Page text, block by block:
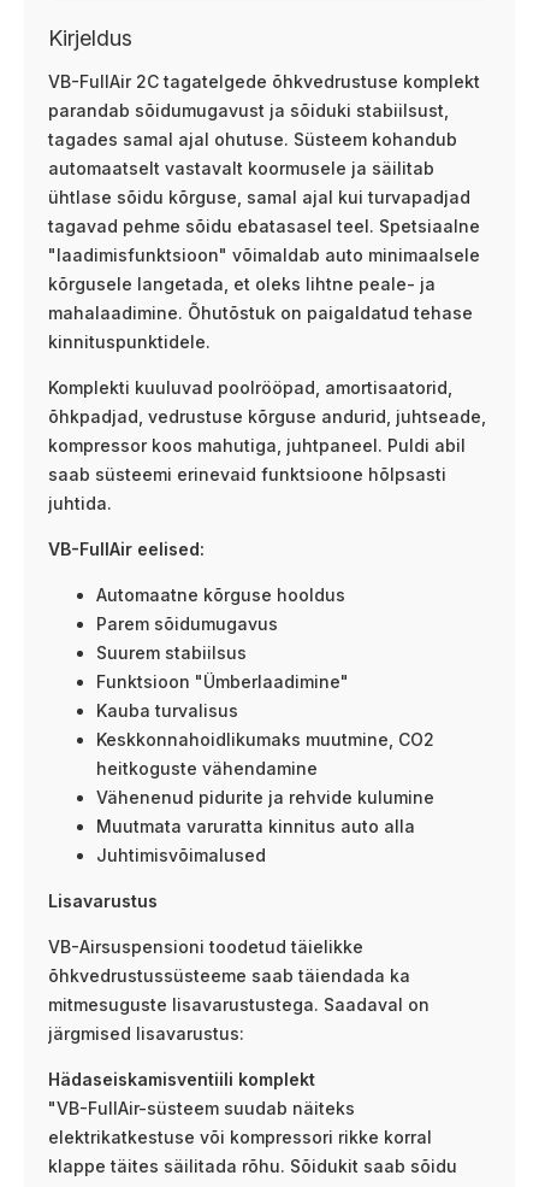
Kirjeldus
VB-FullAir 2C tagatelgede õhkvedrustuse komplekt
parandab sõidumugavust ja sõiduki stabiilsust,
tagades samal ajal ohutuse. Süsteem kohandub
automaatselt vastavalt koormusele ja säilitab
ühtlase sõidu kõrguse, samal ajal kui turvapadjad
tagavad pehme sõidu ebatasasel teel. Spetsiaalne
"laadimisfunktsioon" võimaldab auto minimaalsele
kõrgusele langetada, et oleks lihtne peale- ja
mahalaadimine. Õhutõstuk on paigaldatud tehase
kinnituspunktidele.
Komplekti kuuluvad poolrööpad, amortisaatorid,
õhkpadjad, vedrustuse kõrguse andurid, juhtseade,
kompressor koos mahutiga, juhtpaneel. Puldi abil
saab süsteemi erinevaid funktsioone hõlpsasti
juhtida.
VB-FullAir eelised:
Automaatne kõrguse hooldus
Parem sõidumugavus
Suurem stabiilsus
Funktsioon "Ümberlaadimine"
Kauba turvalisus
Keskkonnahoidlikumaks muutmine, CO2
heitkoguste vähendamine
Vähenenud pidurite ja rehvide kulumine
Muutmata varuratta kinnitus auto alla
Juhtimisvõimalused
Lisavarustus
VB-Airsuspensioni toodetud täielikke
õhkvedrustussüsteeme saab täiendada ka
mitmesuguste lisavarustustega. Saadaval on
järgmised lisavarustus:
Hädaseiskamisventiili komplekt
"VB-FullAir-süsteem suudab näiteks
elektrikatkestuse või kompressori rikke korral
klappe täites säilitada rõhu. Sõidukit saab sõidu